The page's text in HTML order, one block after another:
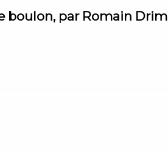
boulon, par Romain Drim